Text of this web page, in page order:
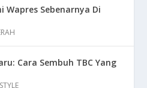
Wapres Sebenarnya Di
Cara Sembuh TBC Yang